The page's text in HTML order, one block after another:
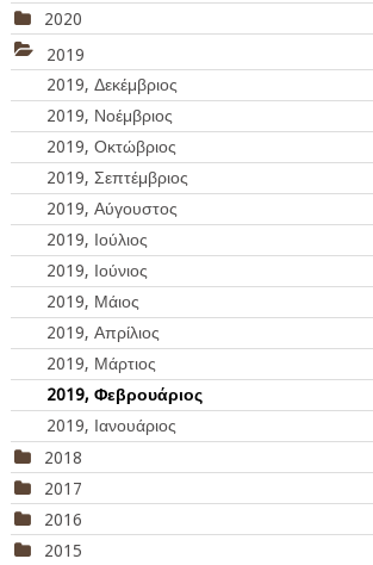
2020
2019
2019, Δεκέμβριος
2019, Νοέμβριος
2019, Οκτώβριος
2019, Σεπτέμβριος
2019, Αύγουστος
2019, Ιούλιος
2019, Ιούνιος
2019, Μάιος
2019, Απρίλιος
2019, Μάρτιος
2019, Φεβρουάριος
2019, Ιανουάριος
2018
2017
2016
2015